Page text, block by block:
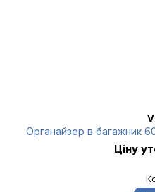
Органайзер в багажник
Ціну